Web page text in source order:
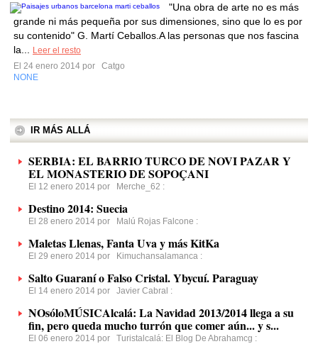
"Una obra de arte no es más
grande ni más pequeña por sus dimensiones, sino que lo es por
su contenido" G. Martí Ceballos.A las personas que nos fascina
la...
Leer el resto
El 24 enero 2014 por
Catgo
NONE
IR MÁS ALLÁ
SERBIA: EL BARRIO TURCO DE NOVI PAZAR Y
EL MONASTERIO DE SOPOÇANI
El 12 enero 2014 por Merche_62 :
Destino 2014: Suecia
El 28 enero 2014 por Malú Rojas Falcone :
Maletas Llenas, Fanta Uva y más KitKa
El 29 enero 2014 por Kimuchansalamanca :
Salto Guaraní o Falso Cristal. Ybycuí. Paraguay
El 14 enero 2014 por Javier Cabral :
NOsóloMÚSICAlcalá: La Navidad 2013/2014 llega a su
fin, pero queda mucho turrón que comer aún... y s...
El 06 enero 2014 por Turistalcalá: El Blog De Abrahamcg :